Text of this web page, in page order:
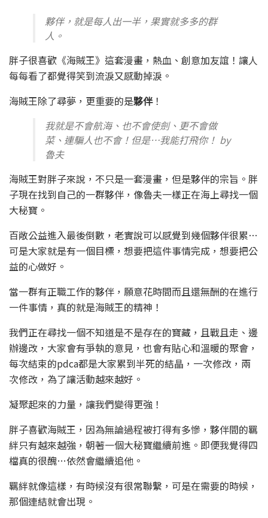
夥伴，就是每人出一半，果實就多多的群
人。
胖子很喜歡《海賊王》這套漫畫，熱血、創意加友誼！讓人
每每看了都覺得笑到流淚又感動掉淚。
海賊王除了尋夢，更重要的是夥伴！
我就是不會航海、也不會使劍、更不會做
菜、連騙人也不會！但是…我能打飛你！ by
魯夫
海賊王對胖子來說，不只是一套漫畫，但是夥伴的宗旨。胖
子現在找到自己的一群夥伴，像魯夫一樣正在海上尋找一個
大秘寶。
百敞公益進入最後倒數，老實說可以感覺到幾個夥伴很累…
可是大家就是有一個目標，想要把這件事情完成，想要把公
益的心做好。
當一群有正職工作的夥伴，願意花時間而且還無酬的在進行
一件事情，真的就是海賊王的精神！
我們正在尋找一個不知道是不是存在的寶藏，且戰且走、邊
辦邊改，大家會有爭執的意見，也會有貼心和溫暖的聚會，
每次結束的pdca都是大家累到半死的結晶，一次修改，兩
次修改，為了讓活動越來越好。
凝聚起來的力量，讓我們變得更強！
胖子喜歡海賊王，因為無論過程被打得有多慘，夥伴間的羈
絆只有越來越強，朝著一個大秘寶繼續前進。即便我覺得四
檔真的很醜…依然會繼續追他。
羈絆就像這樣，有時候沒有很常聯繫，可是在需要的時候，
那個連結就會出現。